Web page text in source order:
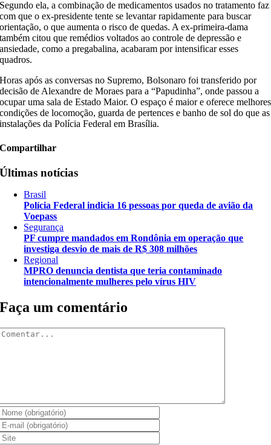
Segundo ela, a combinação de medicamentos usados no tratamento faz
com que o ex-presidente tente se levantar rapidamente para buscar
orientação, o que aumenta o risco de quedas. A ex-primeira-dama
também citou que remédios voltados ao controle de depressão e
ansiedade, como a pregabalina, acabaram por intensificar esses
quadros.
Horas após as conversas no Supremo, Bolsonaro foi transferido por
decisão de Alexandre de Moraes para a “Papudinha”, onde passou a
ocupar uma sala de Estado Maior. O espaço é maior e oferece melhores
condições de locomoção, guarda de pertences e banho de sol do que as
instalações da Polícia Federal em Brasília.
Compartilhar
Últimas notícias
Brasil
Polícia Federal indicia 16 pessoas por queda de avião da
Voepass
Segurança
PF cumpre mandados em Rondônia em operação que
investiga desvio de mais de R$ 308 milhões
Regional
MPRO denuncia dentista que teria contaminado
intencionalmente mulheres pelo vírus HIV
Faça um comentário